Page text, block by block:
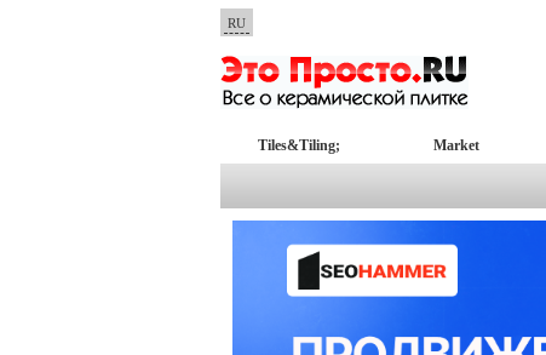
RU
Tiles&Tiling; Market
Полезные советы
Полезные советы